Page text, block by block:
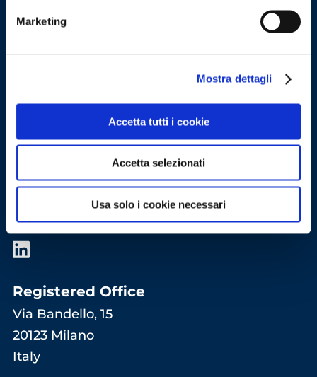
Marketing
Mostra dettagli
Accetta tutti i cookie
Accetta selezionati
Usa solo i cookie necessari
Gruppo Openlogs S.r.l.
1.000.000
VAT: 06975340966
contatti@openlogs.it
Registered Office
Via Bandello, 15
20123 Milano
Italy